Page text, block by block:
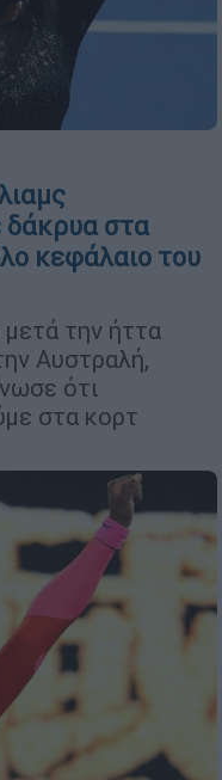
δάκρυα στα
κεφάλαιο του
την ήττα
Αυστραλή,
ότι
στα κορτ